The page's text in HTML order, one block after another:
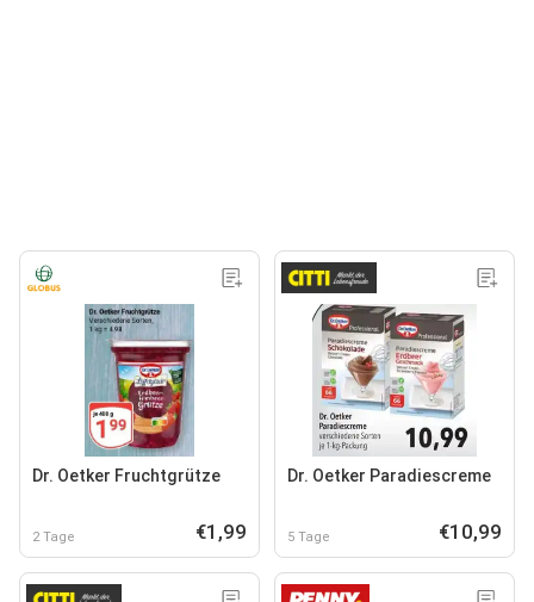
Dr. Oetker Fruchtgrütze
2 Tage €1,99
Dr. Oetker Paradiescreme
5 Tage €10,99